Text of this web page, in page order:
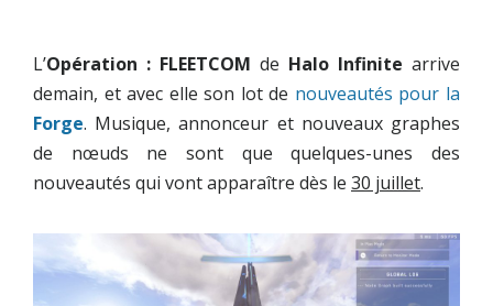
L’Opération : FLEETCOM de Halo Infinite arrive
demain, et avec elle son lot de nouveautés pour la
Forge. Musique, annonceur et nouveaux graphes
de nœuds ne sont que quelques-unes des
nouveautés qui vont apparaître dès le 30 juillet.